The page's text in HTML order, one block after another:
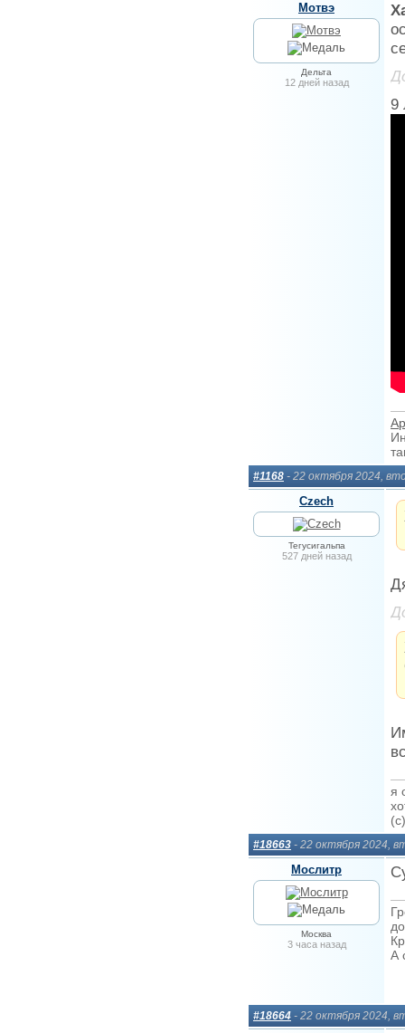
Мотвэ
Дельта
12 дней назад
9
#1168 - 22 октября 2024,
Сzech
Тегусигальпа
527 дней назад
я
(c)
#18663 - 22 октября 2024,
Мослитр
Москва
3 часа назад
А
#18664 - 22 октября 2024,